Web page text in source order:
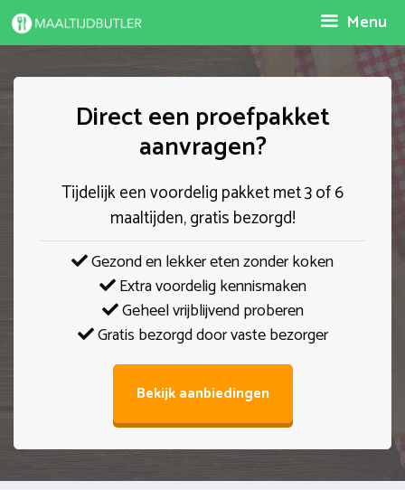
Spring
naar
Menu
Direct een proefpakket
aanvragen?
Tijdelijk een voordelig pakket met 3 of 6
maaltijden, gratis bezorgd!
Gezond en lekker eten zonder koken
Extra voordelig kennismaken
Geheel vrijblijvend proberen
Gratis bezorgd door vaste bezorger
Bekijk aanbiedingen